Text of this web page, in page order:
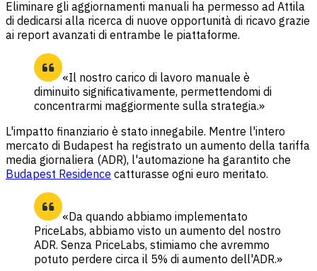
Eliminare gli aggiornamenti manuali ha permesso ad Attila
di dedicarsi alla ricerca di nuove opportunità di ricavo grazie
ai report avanzati di entrambe le piattaforme.
«Il nostro carico di lavoro manuale è
diminuito significativamente, permettendomi di
concentrarmi maggiormente sulla strategia.»
L'impatto finanziario è stato innegabile. Mentre l'intero
mercato di Budapest ha registrato un aumento della tariffa
media giornaliera (ADR), l'automazione ha garantito che
Budapest Residence catturasse ogni euro meritato.
«Da quando abbiamo implementato
PriceLabs, abbiamo visto un aumento del nostro
ADR. Senza PriceLabs, stimiamo che avremmo
potuto perdere circa il 5% di aumento dell'ADR.»